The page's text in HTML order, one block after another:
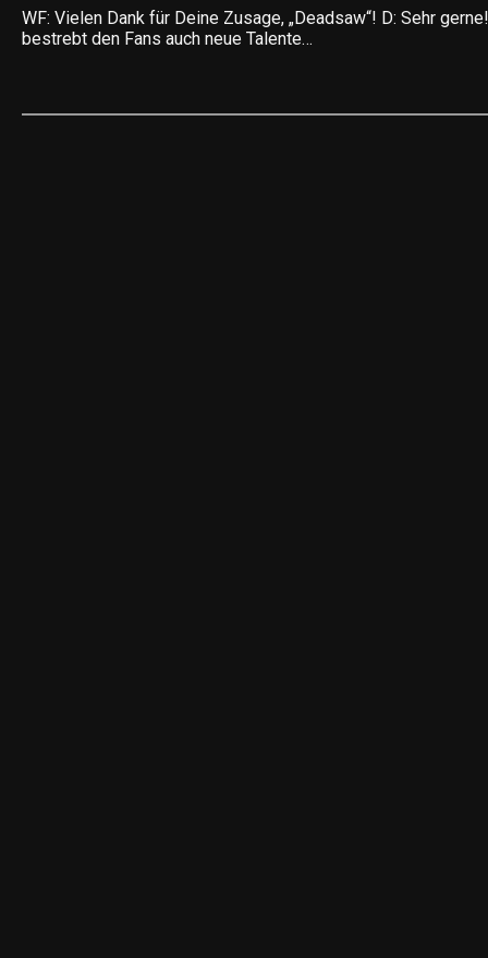
WF: Vielen Dank für Deine Zusage, „Deadsaw“! D: Sehr
bestrebt den Fans auch neue Talente…